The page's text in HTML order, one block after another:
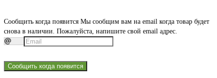
Сообщить когда появится Мы сообщим вам на email когда товар будет
снова в наличии. Пожалуйста, напишите свой email адрес.
Сообщить когда появится